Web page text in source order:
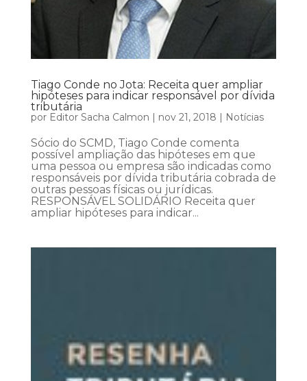
Tiago Conde no Jota: Receita quer ampliar
hipóteses para indicar responsável por dívida
tributária
por Editor Sacha Calmon | nov 21, 2018 | Notícias
Sócio do SCMD, Tiago Conde comenta
possível ampliação das hipóteses em que
uma pessoa ou empresa são indicadas como
responsáveis por dívida tributária cobrada de
outras pessoas físicas ou jurídicas.
RESPONSÁVEL SOLIDÁRIO Receita quer
ampliar hipóteses para indicar...